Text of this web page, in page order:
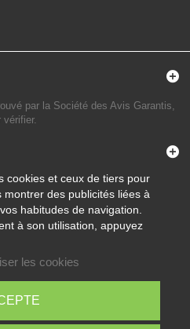
par la Société des Avis Garantis,
vérifier.
cookies et ceux de tiers pour
des publicités liées à
habitudes de navigation.
à son utilisation, appuyez
les cookies